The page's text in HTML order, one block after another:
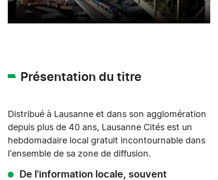
Présentation du titre
Distribué à Lausanne et dans son agglomération
depuis plus de 40 ans, Lausanne Cités est un
hebdomadaire local gratuit incontournable dans
l'ensemble de sa zone de diffusion.
De l'information locale, souvent